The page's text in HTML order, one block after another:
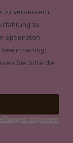
zu verbessern,
zu
optionalen
beeinträchtigt
Sie bitte die
anpassen